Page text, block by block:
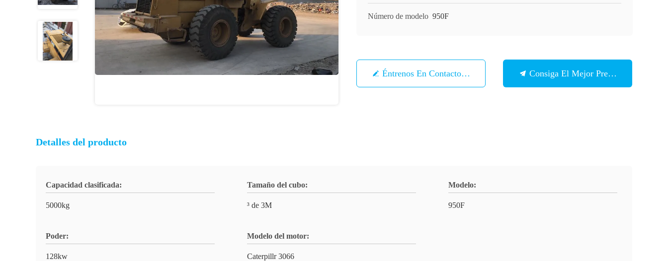
Número de modelo 950F
Éntrenos En Contacto Con Consiga El Mejor Precio
Detalles del producto
Capacidad clasificada:
5000kg
Tamaño del cubo:
³ de 3M
Modelo:
950F
Poder:
128kw
Modelo del motor:
Caterpillr 3066